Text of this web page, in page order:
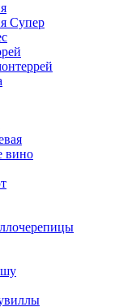
Супер
вино